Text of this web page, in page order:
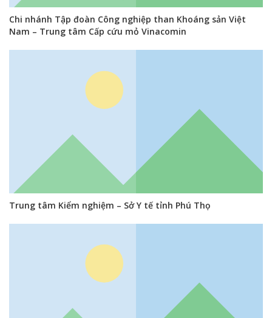
Chi nhánh Tập đoàn Công nghiệp than Khoáng sản Việt
Nam – Trung tâm Cấp cứu mỏ Vinacomin
Trung tâm Kiểm nghiệm – Sở Y tế tỉnh Phú Thọ